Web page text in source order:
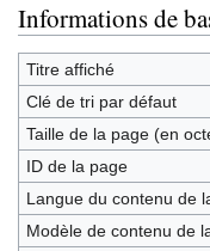
Aller
à
la
navigation
Aller
à
la
recherche
Informations de
Titre affiché
Clé de tri par défaut
Taille de la page (en
ID de la page
Langue du contenu de
Modèle de contenu de